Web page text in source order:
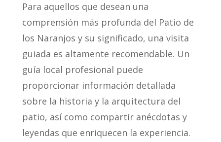
Para aquellos que desean una
comprensión más profunda del Patio de
los Naranjos y su significado, una visita
guiada es altamente recomendable. Un
guía local profesional puede
proporcionar información detallada
sobre la historia y la arquitectura del
patio, así como compartir anécdotas y
leyendas que enriquecen la experiencia.